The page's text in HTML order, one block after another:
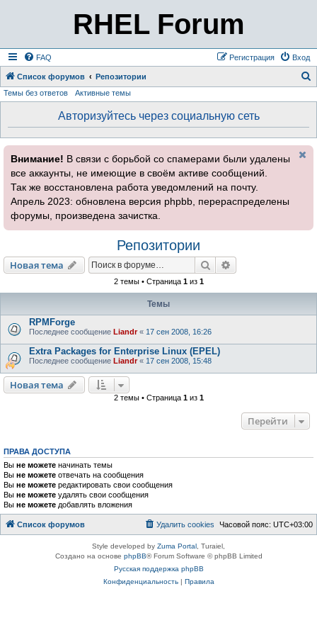
RHEL Forum
FAQ Вход
Регистрация
Список форумов Репозитории
Темы без ответов Активные темы
Авторизуйтесь через социальную сеть
Внимание! В связи с борьбой со спамерами были удалены
все аккаунты, не имеющие в своём активе сообщений.
Так же восстановлена работа уведомлений на почту.
Апрель 2023: обновлена версия phpbb, перераспределены
форумы, произведена зачистка.
Репозитории
Новая тема Поиск
2 темы • Страница 1из 1
Темы
RPMForge
Последнее сообщение Liandr« 17 сен 2008, 16:26
Extra Packages for Enterprise Linux (EPEL)
Последнее сообщение Liandr« 17 сен 2008, 15:48
Новая тема
2 темы • Страница 1из 1
Перейти
ПРАВА ДОСТУПА
Вы не можете начинать темы
Вы не можете отвечать на сообщения
Вы не можете редактировать свои сообщения
Вы не можете удалять свои сообщения
Вы не можете добавлять вложения
Список форумов Часовой пояс: UTC+03:00
Удалить cookies
Style developed by Zuma Portal , Turaiel,
Создано на основе phpBB® Forum Software © phpBB Limited
Русская поддержка phpBB
Конфиденциальность| Правила